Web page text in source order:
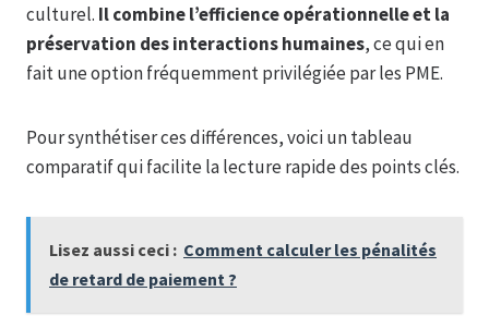
culturel. Il combine l’efficience opérationnelle et la
préservation des interactions humaines, ce qui en
fait une option fréquemment privilégiée par les PME.
Pour synthétiser ces différences, voici un tableau
comparatif qui facilite la lecture rapide des points clés.
Lisez aussi ceci : Comment calculer les pénalités
de retard de paiement ?